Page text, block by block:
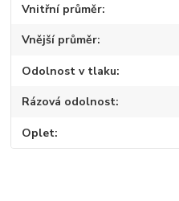
Vnitřní průměr
Vnější průměr
Odolnost v tlaku
Rázová odolnost
Oplet